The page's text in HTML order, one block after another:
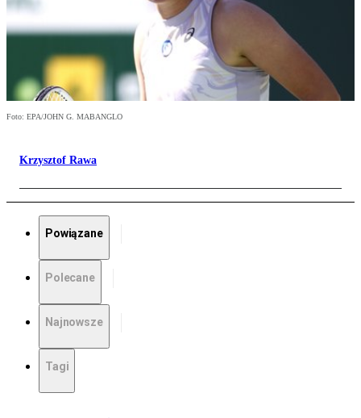
Foto: EPA/JOHN G. MABANGLO
Krzysztof Rawa
Powiązane
Polecane
Najnowsze
Tagi